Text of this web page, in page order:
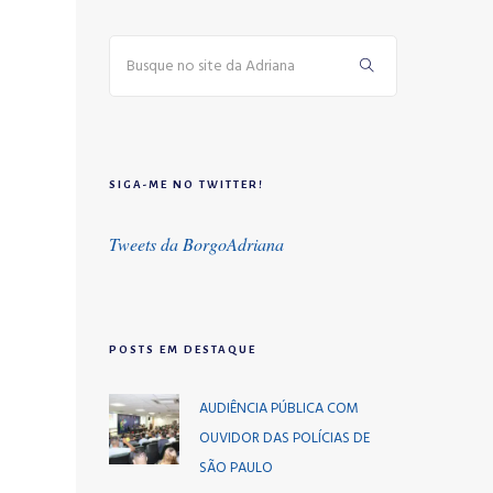
SIGA-ME NO TWITTER!
Tweets da BorgoAdriana
POSTS EM DESTAQUE
AUDIÊNCIA PÚBLICA COM
OUVIDOR DAS POLÍCIAS DE
SÃO PAULO